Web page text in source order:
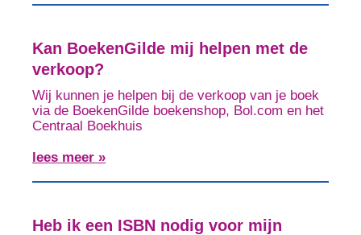
Kan BoekenGilde mij helpen met de
verkoop?
Wij kunnen je helpen bij de verkoop van je boek
via de BoekenGilde boekenshop, Bol.com en het
Centraal Boekhuis
lees meer »
Heb ik een ISBN nodig voor mijn